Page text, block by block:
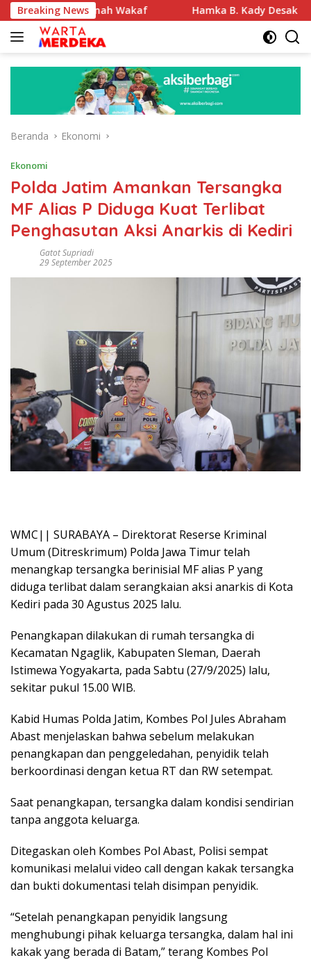
Langsung
ke
konten
Breaking News
Tanah Wakaf Hamka B. Kady Desak Evaluasi
Beranda Ekonomi
Ekonomi
Polda Jatim Amankan Tersangka
MF Alias P Diduga Kuat Terlibat
Penghasutan Aksi Anarkis di Kediri
Gatot Supriadi
29 September 2025
WMC|| SURABAYA – Direktorat Reserse Kriminal
Umum (Ditreskrimum) Polda Jawa Timur telah
menangkap tersangka berinisial MF alias P yang
diduga terlibat dalam serangkaian aksi anarkis di Kota
Kediri pada 30 Agustus 2025 lalu.
Penangkapan dilakukan di rumah tersangka di
Kecamatan Ngaglik, Kabupaten Sleman, Daerah
Istimewa Yogyakarta, pada Sabtu (27/9/2025) lalu,
sekitar pukul 15.00 WIB.
Kabid Humas Polda Jatim, Kombes Pol Jules Abraham
Abast menjelaskan bahwa sebelum melakukan
penangkapan dan penggeledahan, penyidik telah
berkoordinasi dengan ketua RT dan RW setempat.
Saat penangkapan, tersangka dalam kondisi sendirian
tanpa anggota keluarga.
Ditegaskan oleh Kombes Pol Abast, Polisi sempat
komunikasi melalui video call dengan kakak tersangka
dan bukti dokumentasi telah disimpan penyidik.
“Setelah penangkapan penyidik langsung
menghubungi pihak keluarga tersangka, dalam hal ini
kakak yang berada di Batam,” terang Kombes Pol